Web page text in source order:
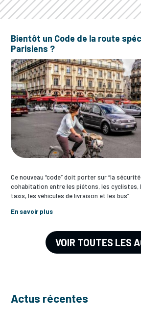
Bientôt un Code de la route
Parisiens ?
Ce nouveau “code” doit porter sur “la
cohabitation entre les piétons, les
taxis, les véhicules de livraison et les bus”.
En savoir plus
VOIR TOUTES LES
Actus récentes